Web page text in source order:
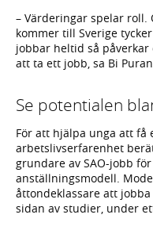
– Värderingar spelar
kommer till Sverige
jobbar heltid så
att ta ett jobb, sa Bi
Se potentialen
För att hjälpa unga att få
arbetslivserfarenhet
grundare av SAO-jobb
anställningsmodell.
åttondeklassare att
sidan av studier, under